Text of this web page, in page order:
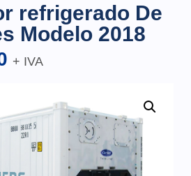
refrigerado De
Modelo 2018
+ IVA